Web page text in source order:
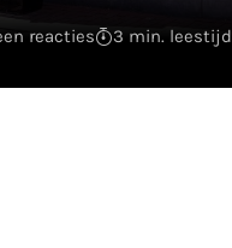
reacties 3 min. leestijd